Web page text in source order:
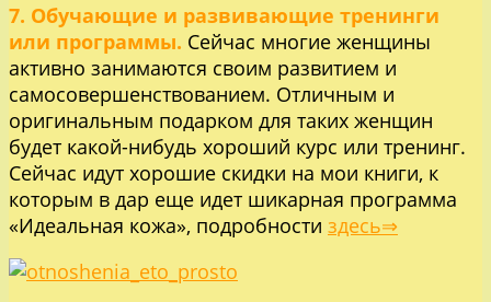
7. Обучающие и развивающие тренинги
или программы. Сейчас многие женщины
активно занимаются своим развитием и
самосовершенствованием. Отличным и
оригинальным подарком для таких женщин
будет какой-нибудь хороший курс или тренинг.
Сейчас идут хорошие скидки на мои книги, к
которым в дар еще идет шикарная программа
«Идеальная кожа», подробности здесь⇒